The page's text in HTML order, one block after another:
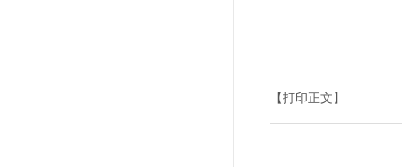
【打印正文】